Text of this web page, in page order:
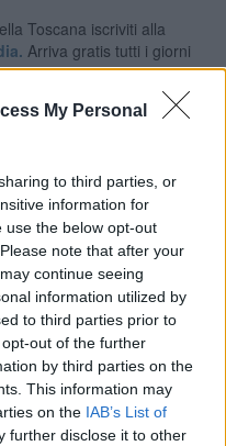
My Personal
to third parties, or
information for
use the below opt-out
note that after your
continue seeing
information utilized by
to third parties prior to
out of the further
by third parties on the
This information may
on the IAB’s List of
further disclose it to other
Toscana iscriviti alla
Arriva gratis tutti i giorni
di posta.
di Libero Venturi